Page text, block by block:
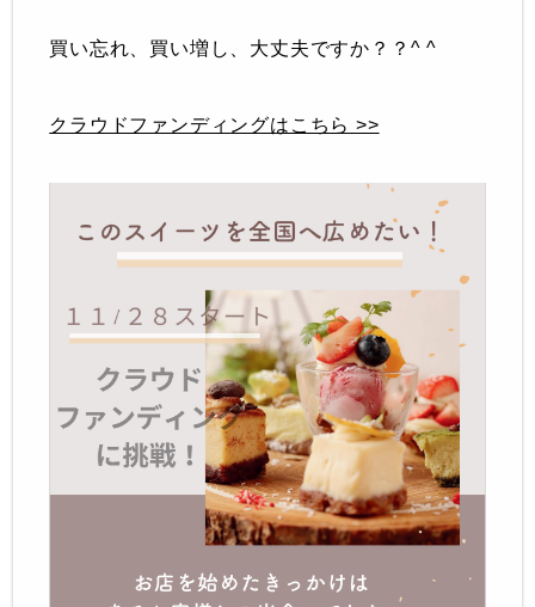
買い忘れ、買い増し、大丈夫ですか？？^ ^
クラウドファンディングはこちら >>